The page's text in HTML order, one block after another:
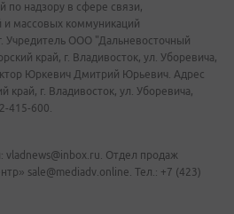
по надзору в сфере связи,
массовых коммуникаций
Учредитель ООО "Дальневосточный
край, г. Владивосток, ул. Уборевича,
Юркевич Дмитрий Юрьевич. Адрес
край, г. Владивосток, ул. Уборевича,
415-600.
vladnews@inbox.ru. Отдел продаж
sale@mediadv.online. Тел.: +7 (423)